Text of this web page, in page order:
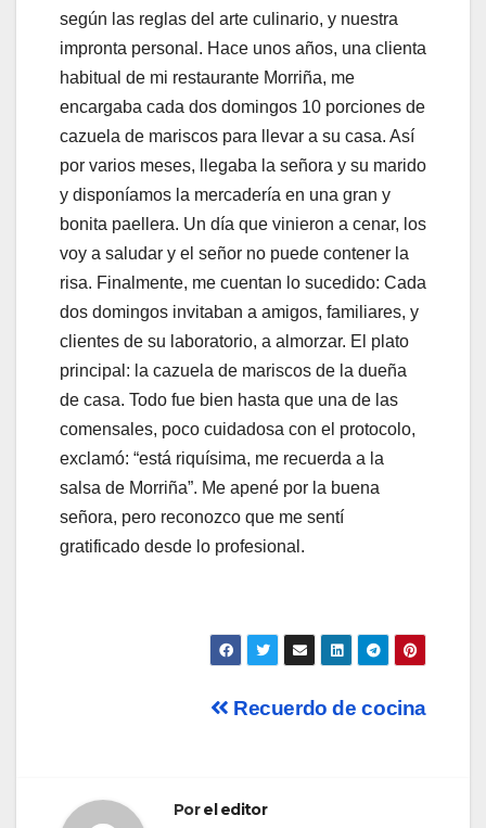
según las reglas del arte culinario, y nuestra
impronta personal. Hace unos años, una clienta
habitual de mi restaurante Morriña, me
encargaba cada dos domingos 10 porciones de
cazuela de mariscos para llevar a su casa. Así
por varios meses, llegaba la señora y su marido
y disponíamos la mercadería en una gran y
bonita paellera. Un día que vinieron a cenar, los
voy a saludar y el señor no puede contener la
risa. Finalmente, me cuentan lo sucedido: Cada
dos domingos invitaban a amigos, familiares, y
clientes de su laboratorio, a almorzar. El plato
principal: la cazuela de mariscos de la dueña
de casa. Todo fue bien hasta que una de las
comensales, poco cuidadosa con el protocolo,
exclamó: “está riquísima, me recuerda a la
salsa de Morriña”. Me apené por la buena
señora, pero reconozco que me sentí
gratificado desde lo profesional.
Navegación
entradas
Recuerdo de cocina
Porel editor